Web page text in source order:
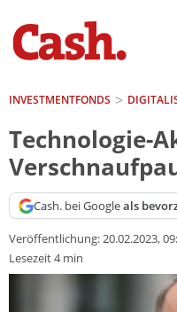
INVESTMENTFONDS
Technologie-
Cash. bei Googleals
Veröffentlichung:20.02.2023,
Lesezeit 4 min